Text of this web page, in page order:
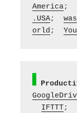
America;
.USA;
orld;
IFTTT;